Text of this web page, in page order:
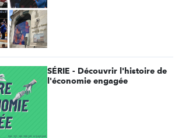
SÉRIE - Découvrir l'histoire de
l'économie engagée